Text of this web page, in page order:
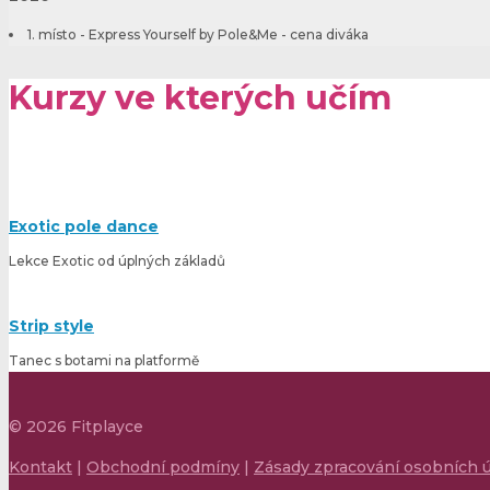
1. místo - Express Yourself by Pole&Me - cena diváka
Kurzy ve kterých učím
Exotic pole dance
Lekce Exotic od úplných základů
Strip style
Tanec s botami na platformě
© 2026 Fitplayce
Kontakt | Obchodní podmíny | Zásady zpracování osobních